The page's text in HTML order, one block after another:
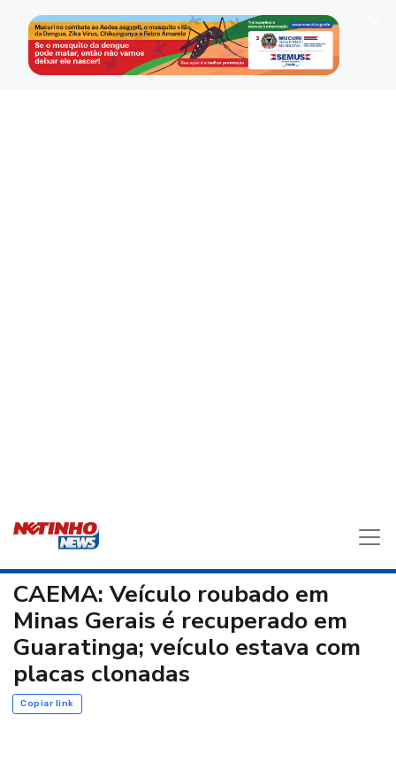
CAEMA: Veículo roubado em
Minas Gerais é recuperado em
Guaratinga; veículo estava com
placas clonadas
Copiar link